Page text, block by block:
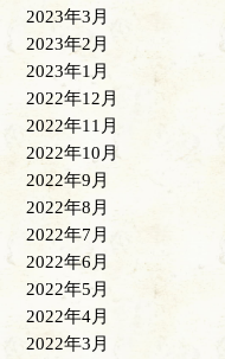
2023年3月
2023年2月
2023年1月
2022年12月
2022年11月
2022年10月
2022年9月
2022年8月
2022年7月
2022年6月
2022年5月
2022年4月
2022年3月